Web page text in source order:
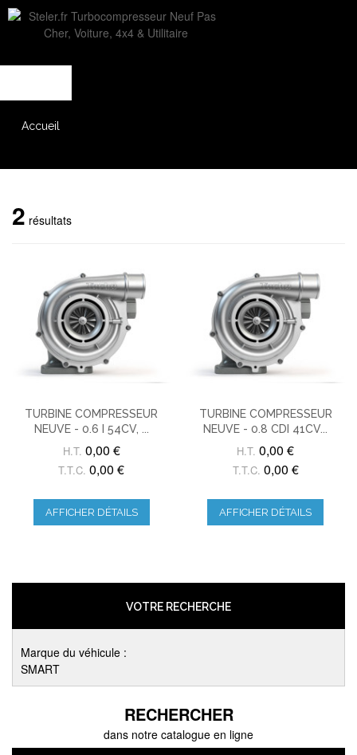
Accueil
2 résultats
TURBINE COMPRESSEUR
NEUVE - 0.6 I 54CV, ...
H.T. 0,00 €
T.T.C. 0,00 €
AFFICHER DÉTAILS
TURBINE COMPRESSEUR
NEUVE - 0.8 CDI 41CV...
H.T. 0,00 €
T.T.C. 0,00 €
AFFICHER DÉTAILS
VOTRE RECHERCHE
Marque du véhicule :
SMART
RECHERCHER
dans notre catalogue en ligne